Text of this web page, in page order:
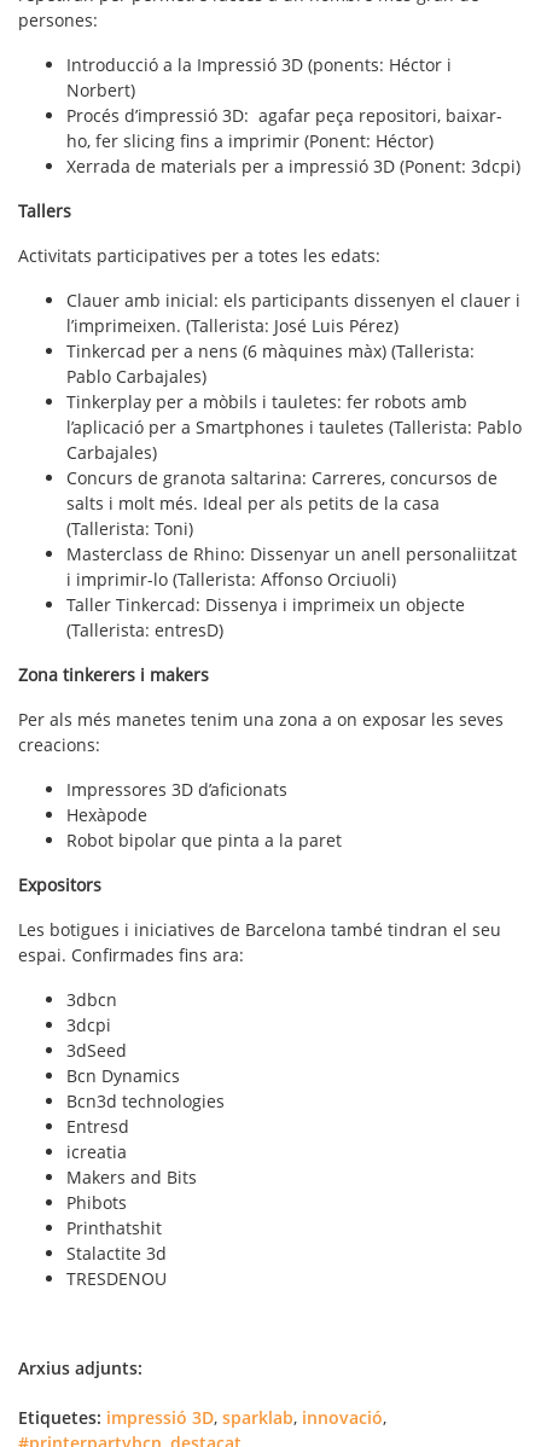
persones:
Introducció a la Impressió 3D (ponents: Héctor i
Norbert)
Procés d’impressió 3D: agafar peça repositori, baixar-
ho, fer slicing fins a imprimir (Ponent: Héctor)
Xerrada de materials per a impressió 3D (Ponent: 3dcpi)
Tallers
Activitats participatives per a totes les edats:
Clauer amb inicial: els participants dissenyen el clauer i
l’imprimeixen. (Tallerista: José Luis Pérez)
Tinkercad per a nens (6 màquines màx) (Tallerista:
Pablo Carbajales)
Tinkerplay per a mòbils i tauletes: fer robots amb
l’aplicació per a Smartphones i tauletes (Tallerista: Pablo
Carbajales)
Concurs de granota saltarina: Carreres, concursos de
salts i molt més. Ideal per als petits de la casa
(Tallerista: Toni)
Masterclass de Rhino: Dissenyar un anell personaliitzat
i imprimir-lo (Tallerista: Affonso Orciuoli)
Taller Tinkercad: Dissenya i imprimeix un objecte
(Tallerista: entresD)
Zona tinkerers i makers
Per als més manetes tenim una zona a on exposar les seves
creacions:
Impressores 3D d’aficionats
Hexàpode
Robot bipolar que pinta a la paret
Expositors
Les botigues i iniciatives de Barcelona també tindran el seu
espai. Confirmades fins ara:
3dbcn
3dcpi
3dSeed
Bcn Dynamics
Bcn3d technologies
Entresd
icreatia
Makers and Bits
Phibots
Printhatshit
Stalactite 3d
TRESDENOU
Arxius adjunts:
Etiquetes: impressió 3D, sparklab, innovació,
#printerpartybcn destacat